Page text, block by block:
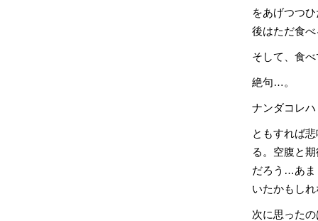
をあげつつ
後はただ食
そして、食
絶句…。
ナンダコレハ
ともすれば
る。空腹と
だろう…あま
いたかもし
次に思った